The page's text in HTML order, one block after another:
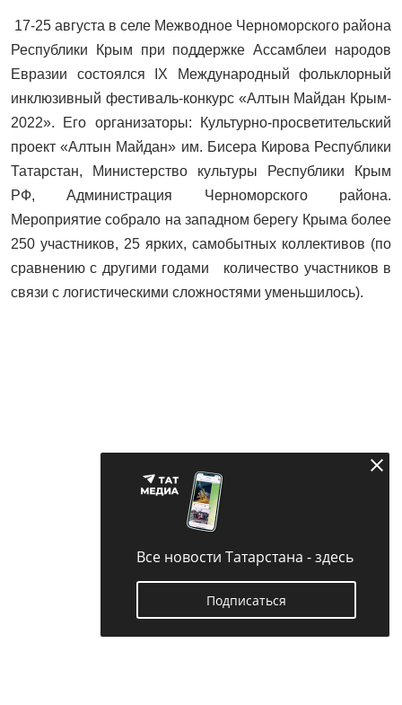
17-25 августа в селе Межводное Черноморского района
Республики Крым при поддержке Ассамблеи народов
Евразии состоялся IX Международный фольклорный
инклюзивный фестиваль-конкурс «Алтын Майдан Крым-
2022». Его организаторы: Культурно-просветительский
проект «Алтын Майдан» им. Бисера Кирова Республики
Татарстан, Министерство культуры Республики Крым
РФ, Администрация Черноморского района.
Мероприятие собрало на западном берегу Крыма более
250 участников, 25 ярких, самобытных коллективов (по
сравнению с другими годами количество участников в
связи с логистическими сложностями уменьшилось).
Все новости Татарстана - здесь
Подписаться